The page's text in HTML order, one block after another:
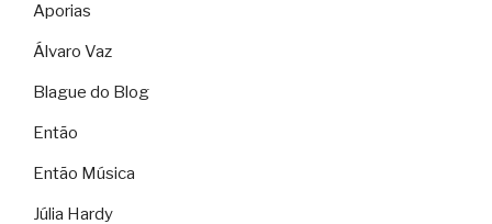
Aporias
Álvaro Vaz
Blague do Blog
Então
Então Música
Júlia Hardy